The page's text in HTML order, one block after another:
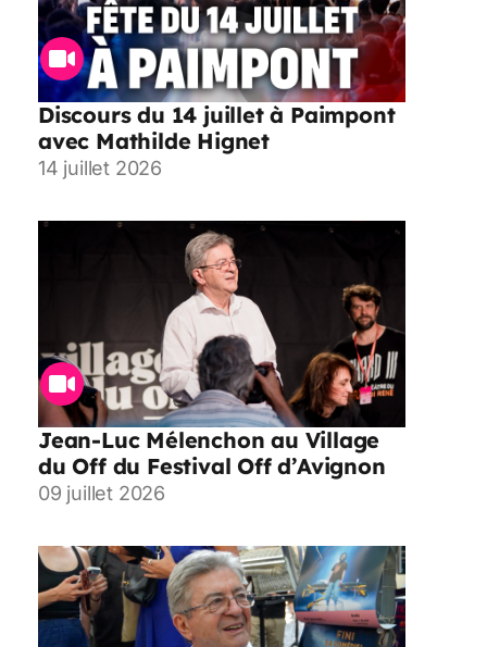
Discours du 14 juillet à Paimpont
avec Mathilde Hignet
14 juillet 2026
Jean-Luc Mélenchon au Village
du Off du Festival Off d’Avignon
09 juillet 2026